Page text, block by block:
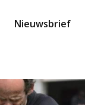
Nieuwsbrief